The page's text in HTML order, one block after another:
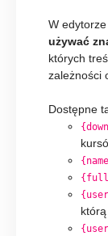
W
używać
których
zależności
Dostępne